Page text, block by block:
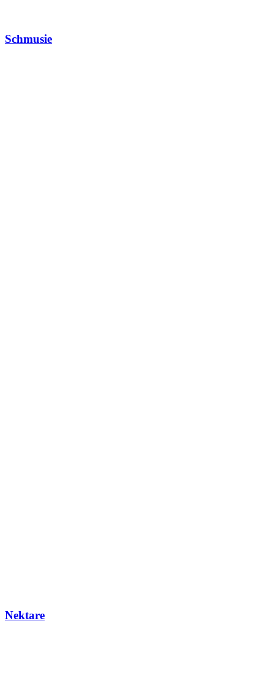
Schmusie
Nektare